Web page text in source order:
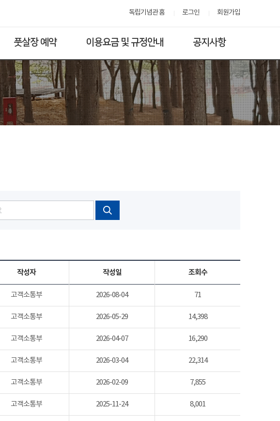
독립기념관 홈 로그인 회원가입
풋살장 예약 이용요금 및 규정안내 공지사항
작성자 작성일 조회수
고객소통부 2026-08-04 71
고객소통부 2026-05-29 14,398
고객소통부 2026-04-07 16,290
고객소통부 2026-03-04 22,314
고객소통부 2026-02-09 7,855
고객소통부 2025-11-24 8,001